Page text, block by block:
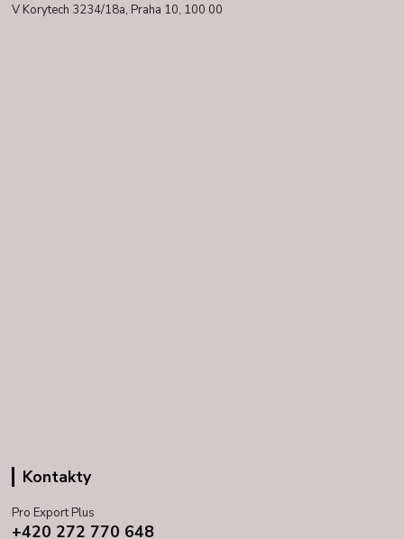
V Korytech 3234/18a, Praha 10, 100 00
Kontakty
Pro Export Plus
+420 272 770 648